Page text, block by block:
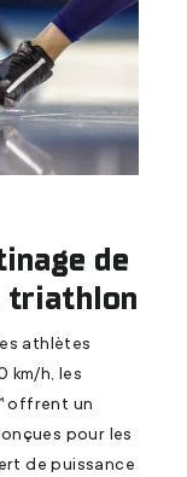
de
triathlon
athlètes
km/h, les
offrent un
pour les
de puissance